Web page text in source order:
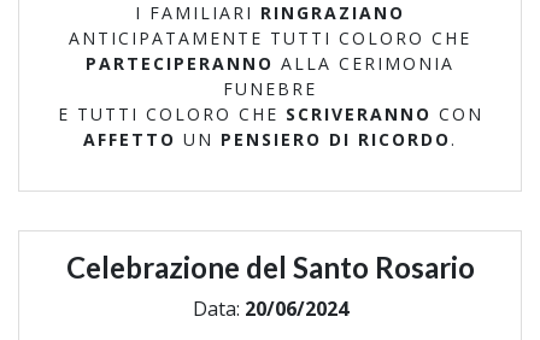
I FAMILIARI RINGRAZIANO
ANTICIPATAMENTE TUTTI COLORO CHE
PARTECIPERANNO ALLA CERIMONIA
FUNEBRE
E TUTTI COLORO CHE SCRIVERANNO CON
AFFETTO UN PENSIERO DI RICORDO .
Celebrazione del Santo Rosario
Data: 20/06/2024